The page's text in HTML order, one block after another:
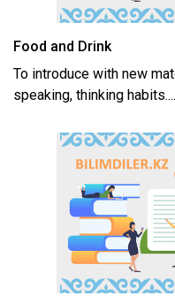
Food and Drink
To introduce with new
speaking, thinking habits....